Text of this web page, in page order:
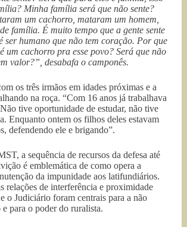
Minha família será que não sente?
um cachorro, mataram um homem,
família. É muito tempo que a gente sente
ser humano que não tem coração. Por que
um cachorro pra esse povo? Será que não
valor?”, desabafa o camponês.
os três irmãos em idades próximas e a
na roça. “Com 16 anos já trabalhava
tive oportunidade de estudar, não tive
Enquanto ontem os filhos deles estavam
defendendo ele e brigando”.
a sequência de recursos da defesa até
é emblemática de como opera a
da impunidade aos latifundiários.
relações de interferência e proximidade
o Judiciário foram centrais para a não
e para o poder do ruralista.